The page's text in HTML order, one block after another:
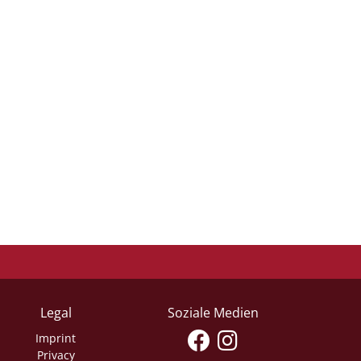
Legal
Imprint
Privacy
Soziale Medien